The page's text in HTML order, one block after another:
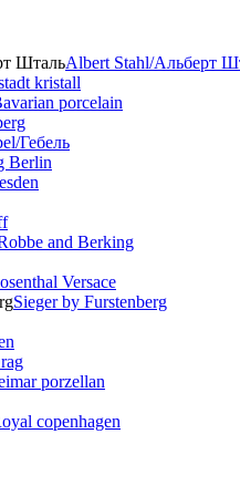
Albert Stahl/Альбеpт
kristall
porcelain
Гебель
Berlin
and Berking
Versace
Sieger by Furstenberg
porzellan
copenhagen